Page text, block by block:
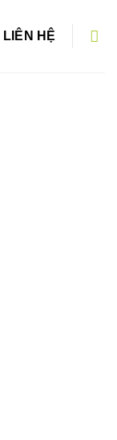
LIÊN HỆ